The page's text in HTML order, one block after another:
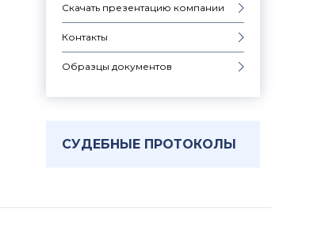
Скачать презентацию компании
Контакты
Образцы документов
СУДЕБНЫЕ ПРОТОКОЛЫ